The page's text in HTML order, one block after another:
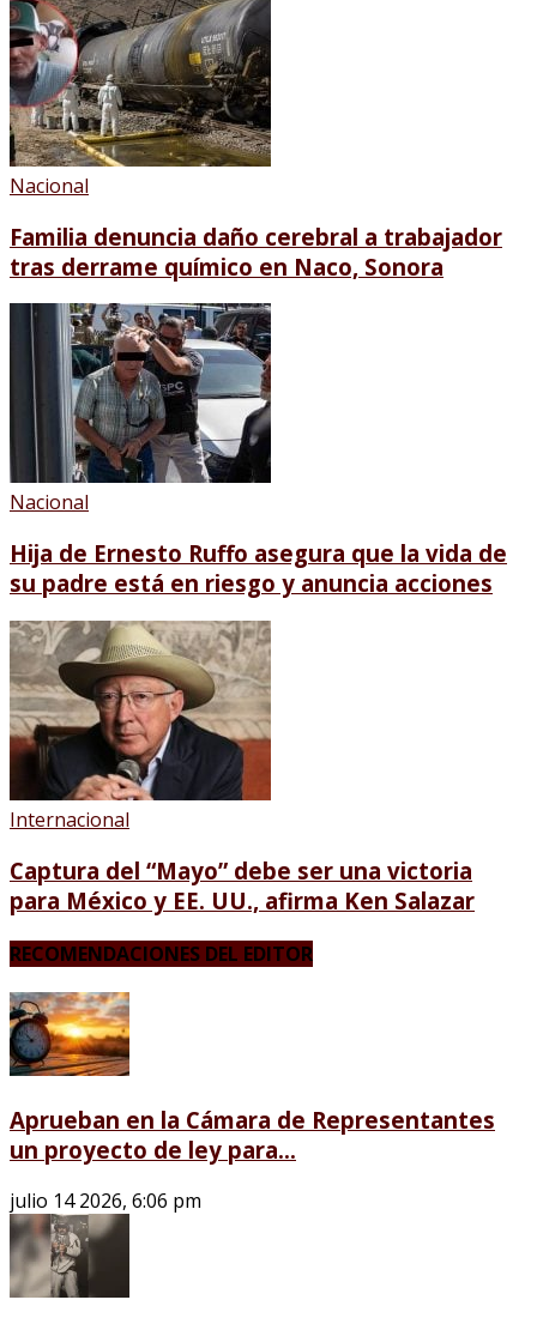
Nacional
Familia denuncia daño cerebral a trabajador
tras derrame químico en Naco, Sonora
Nacional
Hija de Ernesto Ruffo asegura que la vida de
su padre está en riesgo y anuncia acciones
Internacional
Captura del “Mayo” debe ser una victoria
para México y EE. UU., afirma Ken Salazar
RECOMENDACIONES DEL EDITOR
Aprueban en la Cámara de Representantes
un proyecto de ley para...
julio 14 2026, 6:06 pm